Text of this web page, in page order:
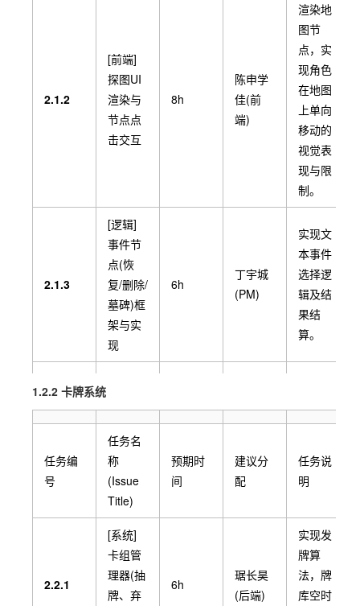
帧动画
素材。
[工程]
GitHub
Repo初
始化、
丁宇城
制定Git
Flow规
范，配
置Issue
模板、
Review
规则与
自动化
[架构]
数据模
型定义
(卡牌/
人物/怪
物
根据策
划表，
定义程
序可读
的数据
结构格
2.1.2
[前端]
探图UI
渲染与
节点点
击交互
8h
陈申学
佳(前
端)
渲染地
图节
点，实
现角色
在地图
上单向
移动的
视觉表
现与限
制。
2.1.3
[逻辑]
事件节
点(恢
复/删除/
墓碑)框
架与实
现
6h
丁宇城
(PM)
实现文
本事件
选择逻
辑及结
果结
算。
2.1.4
与随机
商品生
成
6h
陈申学
佳(前
遗物的
逻辑。
[系统]
基础设
置系统
(音量、
分辨率)
UI调节
及底层
参数控
制。
1.2.2 卡牌系统
任务编
号
任务名
称
(Issue
Title)
预期时
间
建议分
配
任务说
明
2.2.1
[系统]
卡组管
理器(抽
牌、弃
6h
琚长昊
(后端)
实现发
牌算
法，牌
库空时